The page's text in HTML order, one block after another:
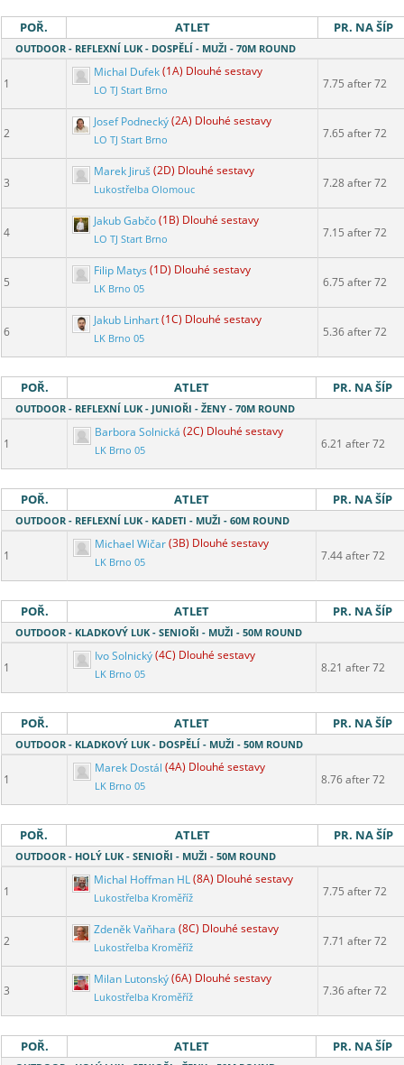
POŘ. ATLET PR. NA ŠÍP
OUTDOOR - REFLEXNÍ LUK - DOSPĚLÍ - MUŽI - 70M ROUND
1
Michal Dufek(1A) Dlouhé sestavy
LO TJ Start Brno 7.75 after 72
2
Josef Podnecký(2A) Dlouhé sestavy
LO TJ Start Brno 7.65 after 72
3
Marek Jiruš (2D) Dlouhé sestavy
Lukostřelba Olomouc 7.28 after 72
4
Jakub Gabčo(1B) Dlouhé sestavy
LO TJ Start Brno 7.15 after 72
5
Filip Matys (1D) Dlouhé sestavy
LK Brno 05 6.75 after 72
6
Jakub Linhart(1C) Dlouhé sestavy
LK Brno 05 5.36 after 72
POŘ. ATLET PR. NA ŠÍP
OUTDOOR - REFLEXNÍ LUK - JUNIOŘI - ŽENY - 70M ROUND
1
Barbora Solnická (2C) Dlouhé sestavy
LK Brno 05 6.21 after 72
POŘ. ATLET PR. NA ŠÍP
OUTDOOR - REFLEXNÍ LUK - KADETI - MUŽI - 60M ROUND
1
Michael Wičar(3B) Dlouhé sestavy
LK Brno 05 7.44 after 72
POŘ. ATLET PR. NA ŠÍP
OUTDOOR - KLADKOVÝ LUK - SENIOŘI - MUŽI - 50M ROUND
1
Ivo Solnický(4C) Dlouhé sestavy
LK Brno 05 8.21 after 72
POŘ. ATLET PR. NA ŠÍP
OUTDOOR - KLADKOVÝ LUK - DOSPĚLÍ - MUŽI - 50M ROUND
1
Marek Dostál (4A) Dlouhé sestavy
LK Brno 05 8.76 after 72
POŘ. ATLET PR. NA ŠÍP
OUTDOOR - HOLÝ LUK - SENIOŘI - MUŽI - 50M ROUND
1
Michal Hoffman HL(8A) Dlouhé sestavy
Lukostřelba Kroměříž 7.75 after 72
2
Zdeněk Vaňhara (8C) Dlouhé sestavy
Lukostřelba Kroměříž 7.71 after 72
3
Milan Lutonský(6A) Dlouhé sestavy
Lukostřelba Kroměříž 7.36 after 72
POŘ. ATLET PR. NA ŠÍP